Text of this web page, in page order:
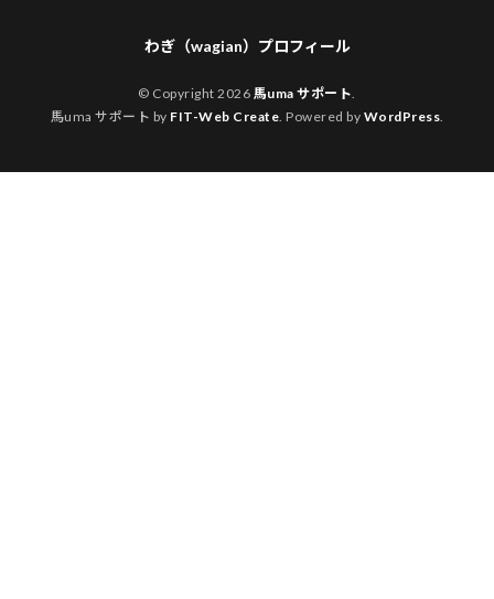
わぎ（wagian）プロフィール
© Copyright 2026 馬uma サポート.
馬uma サポート by FIT-Web Create. Powered by WordPress.